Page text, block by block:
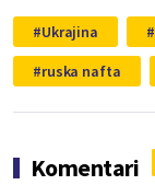
Ukrajina
ruska nafta
Komentari